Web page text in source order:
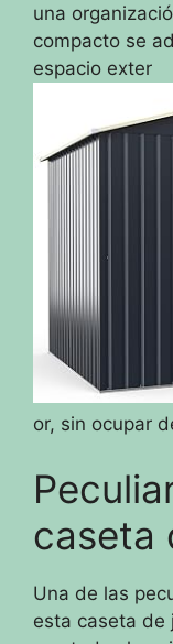
una
compacto se
espacio exter
or, sin ocupar
caseta
Una de las
esta caseta de